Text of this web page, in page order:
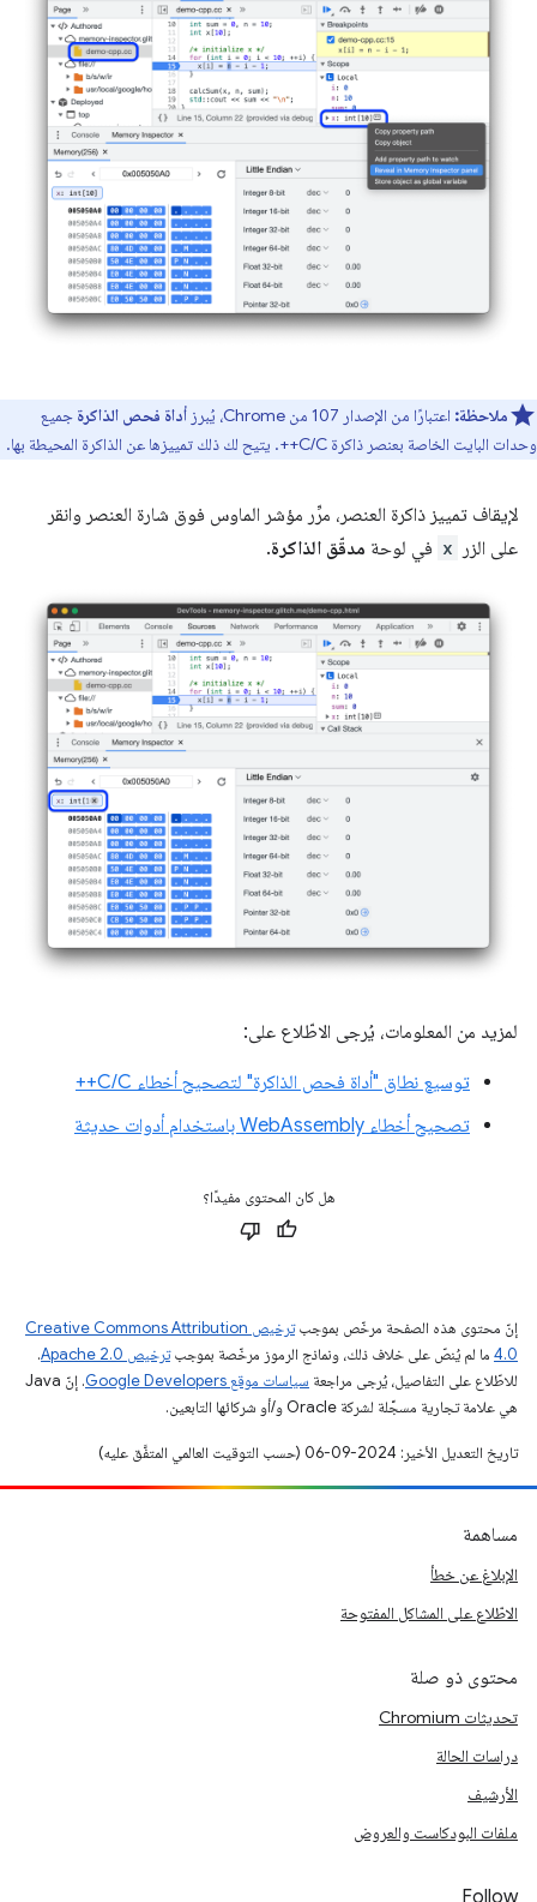
ملاحظة: اعتبارًا من الإصدار 107 من Chrome، يُبرز أداة فحص الذاكرة جميع
وحدات البايت الخاصة بعنصر ذاكرة C/C++. يتيح لك ذلك تمييزها عن الذاكرة المحيطة بها.
لإيقاف تمييز ذاكرة العنصر، مرِّر مؤشر الماوس فوق شارة العنصر وانقر
على الزر
x في لوحة مدقّق الذاكرة.
لمزيد من المعلومات، يُرجى الاطّلاع على:
توسيع نطاق "أداة فحص الذاكرة" لتصحيح أخطاء C/C++
تصحيح أخطاء WebAssembly باستخدام أدوات حديثة
هل كان المحتوى مفيدًا؟
إنّ محتوى هذه الصفحة مرخّص بموجب
ترخيص Creative Commons Attribution
4.0‏ ما لم يُنصّ على خلاف ذلك، ونماذج الرموز مرخّصة بموجبترخيص Apache 2.0‏
.
للاطّلاع على التفاصيل، يُرجى مراجعة سياسات موقع Google Developers‏
. إنّ Java
هي علامة تجارية مسجَّلة لشركة Oracle و/أو شركائها التابعين.
تاريخ التعديل الأخير: 2024-09-06 (حسب التوقيت العالمي المتفَّق عليه)
مساهمة
الإبلاغ عن خطأ
الاطّلاع على المشاكل المفتوحة
محتوى ذو صلة
تحديثات Chromium
دراسات الحالة
الأرشيف
ملفات البودكاست والعروض
Follow